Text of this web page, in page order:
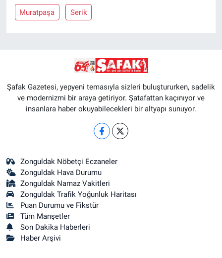
Muratpaşa Serik
Şafak Gazetesi, yepyeni temasıyla sizleri buluştururken, sadelik
ve modernizmi bir araya getiriyor. Şatafattan kaçınıyor ve
insanlara haber okuyabilecekleri bir altyapı sunuyor.
Zonguldak Nöbetçi Eczaneler
Zonguldak Hava Durumu
Zonguldak Namaz Vakitleri
Zonguldak Trafik Yoğunluk Haritası
Puan Durumu ve Fikstür
Tüm Manşetler
Son Dakika Haberleri
Haber Arşivi